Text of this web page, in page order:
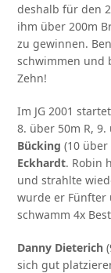
deshalb für den
ihm über 200m
zu gewinnen.
schwimmen und
Zehn!
Im JG 2001
8. über 50m R,
Bücking (10 über
Eckhardt. Robin
und strahlte
wurde er Fünfter
schwamm 4x
Danny Dieterich
sich gut